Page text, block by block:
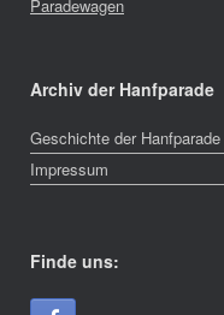
Paradewagen
Archiv der Hanfparade
Geschichte der Hanfparade
Impressum
Finde uns: